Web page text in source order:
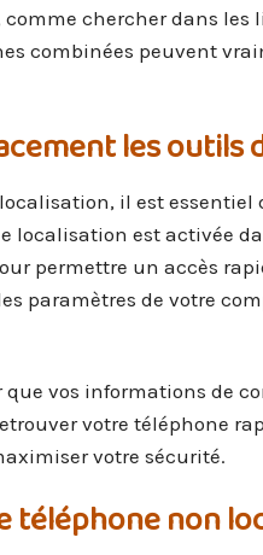
chercher dans
combinées peuvent
les outils
il est
localisation est activée
permettre un accès
paramètres de votre
vos informations de
votre téléphone
votre sécurité.
téléphone non